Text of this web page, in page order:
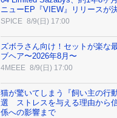
ニューEP『VIEW』リリースが
SPICE 8/9(日) 17:00
ズボラさん向け！セットが楽な
ブヘア〜2026年8月〜
4MEEE 8/9(日) 17:00
猫が驚いてしまう『飼い主の行
選 ストレスを与える理由から
係への影響まで